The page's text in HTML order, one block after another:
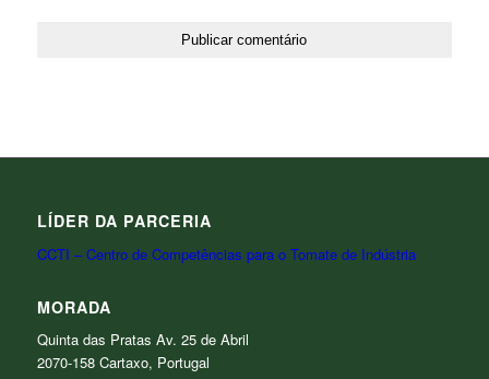
LÍDER DA PARCERIA
CCTI – Centro de Competências para o Tomate de Indústria
MORADA
Quinta das Pratas Av. 25 de Abril
2070-158 Cartaxo, Portugal